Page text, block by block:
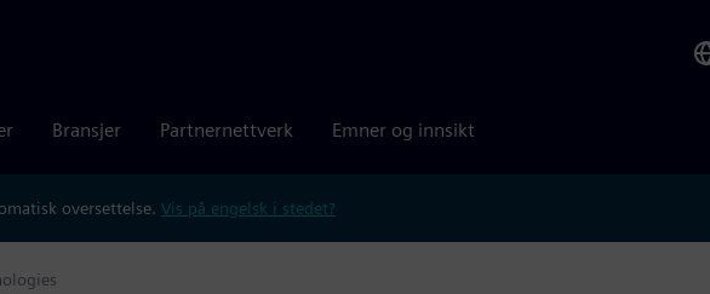
Bransjer Partnernettverk Emner og innsikt
oversettelse. Vis på engelsk i stedet?